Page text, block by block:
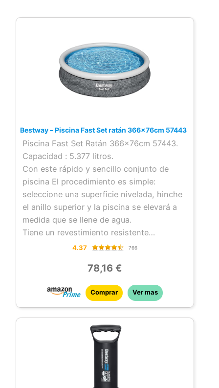
Bestway – Piscina Fast Set ratán 366x76cm 57443
Piscina Fast Set Ratán 366x76cm 57443.
Capacidad : 5.377 litros.
Con este rápido y sencillo conjunto de
piscina El procedimiento es simple:
seleccione una superficie nivelada, hinche
el anillo superior y la piscina se elevará a
medida que se llene de agua.
Tiene un revestimiento resistente
elaborado con tecnología Tritech, un
Este revestimiento tiene un atractivo y
realista diseño rattan que dará un toque de
elegancia al jardín.
bomba de filtrado para que el agua siempre
esté limpia y libre de suciedad.
Cuando el verano toque a su fin, no le
costará nada desmontar y guardar esta
4.37 766
78,16 €
Comprar Ver mas